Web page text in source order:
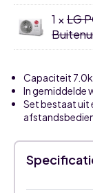
1 ×LG
Capaciteit
In gemiddelde
Set bestaat uit